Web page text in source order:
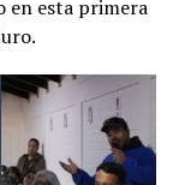
en esta primera